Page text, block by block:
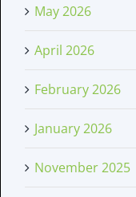
May 2026
April 2026
February 2026
January 2026
November 2025